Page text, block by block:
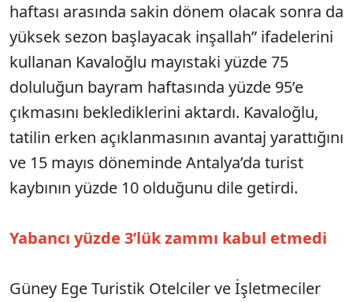
haftası arasında sakin dönem olacak sonra da
yüksek sezon başlayacak inşallah” ifadelerini
kullanan Kavaloğlu mayıstaki yüzde 75
doluluğun bayram haftasında yüzde 95’e
çıkmasını beklediklerini aktardı. Kavaloğlu,
tatilin erken açıklanmasının avantaj yarattığını
ve 15 mayıs döneminde Antalya’da turist
kaybının yüzde 10 olduğunu dile getirdi.
Yabancı yüzde 3’lük zammı kabul etmedi
Güney Ege Turistik Otelciler ve İşletmeciler